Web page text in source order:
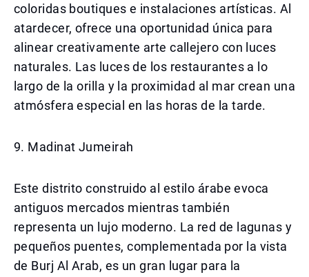
coloridas boutiques e instalaciones artísticas. Al
atardecer, ofrece una oportunidad única para
alinear creativamente arte callejero con luces
naturales. Las luces de los restaurantes a lo
largo de la orilla y la proximidad al mar crean una
atmósfera especial en las horas de la tarde.
9. Madinat Jumeirah
Este distrito construido al estilo árabe evoca
antiguos mercados mientras también
representa un lujo moderno. La red de lagunas y
pequeños puentes, complementada por la vista
de Burj Al Arab, es un gran lugar para la